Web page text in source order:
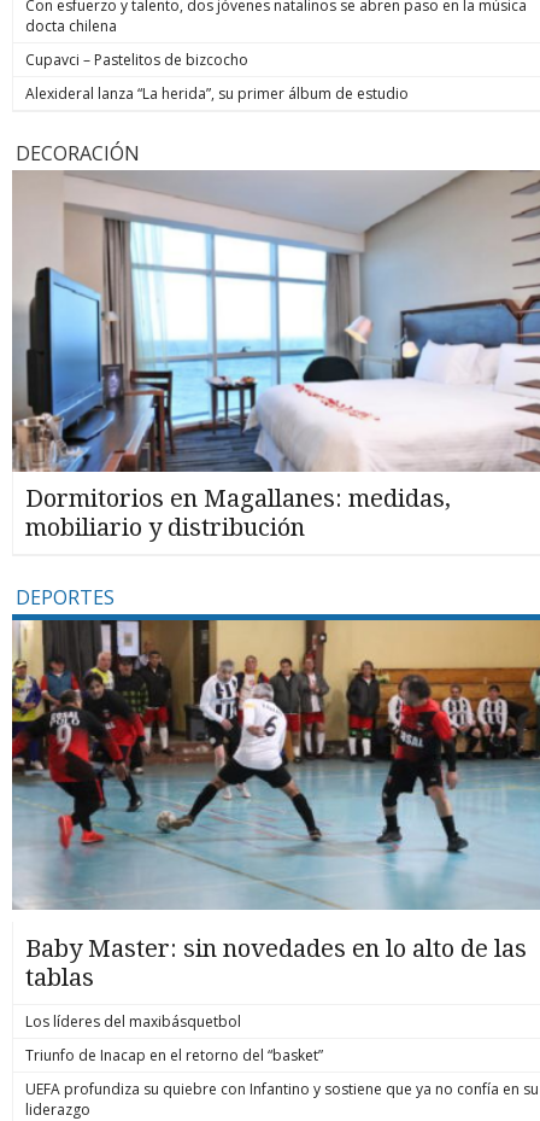
Con esfuerzo y talento, dos jóvenes natalinos se abren paso en la música
docta chilena
Cupavci – Pastelitos de bizcocho
Alexideral lanza “La herida”, su primer álbum de estudio
DECORACIÓN
Dormitorios en Magallanes: medidas,
mobiliario y distribución
DEPORTES
Baby Master: sin novedades en lo alto de las
tablas
Los líderes del maxibásquetbol
Triunfo de Inacap en el retorno del “basket”
UEFA profundiza su quiebre con Infantino y sostiene que ya no confía en su
liderazgo